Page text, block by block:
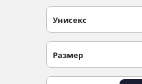
Унисекс
Размер